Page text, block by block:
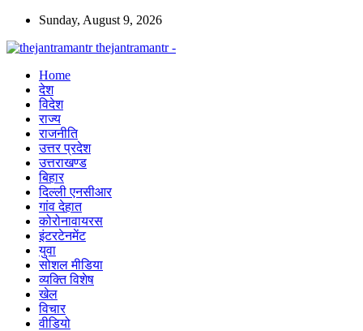
Sunday, August 9, 2026
thejantramantr -
Home
देश
विदेश
राज्य
राजनीति
उत्तर प्रदेश
उत्तराखण्ड
बिहार
दिल्ली एनसीआर
गांव देहात
कोरोनावायरस
इंटरटेनमेंट
युवा
सोशल मीडिया
व्यक्ति विशेष
खेल
विचार
वीडियो